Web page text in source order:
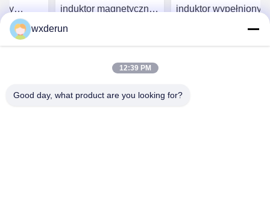
induktor magnetyczny
elektronicznych
induktor wypełniony
wxderun
12:39 PM
Good day, what product are you looking for?